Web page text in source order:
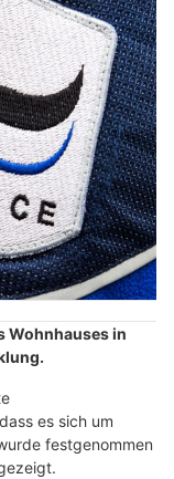
Wohnhauses in
es sich um
festgenommen